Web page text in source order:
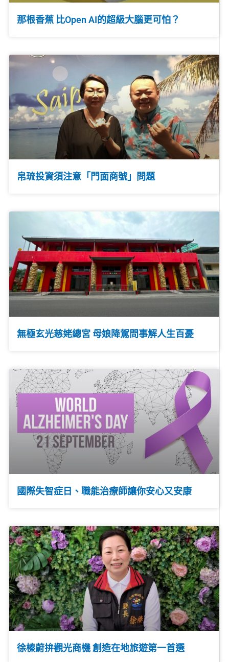
那根香蕉 比Open AI的超級大腦更可怕？
帛琉投資須注意「門面商號」問題
無極玄光慈姥總宮 母娘降駕問事解人生百憂
國際失智症日、職能治療師讓你安心又安康
徐榛蔚拚觀光商機 創造在地旅遊第一首選